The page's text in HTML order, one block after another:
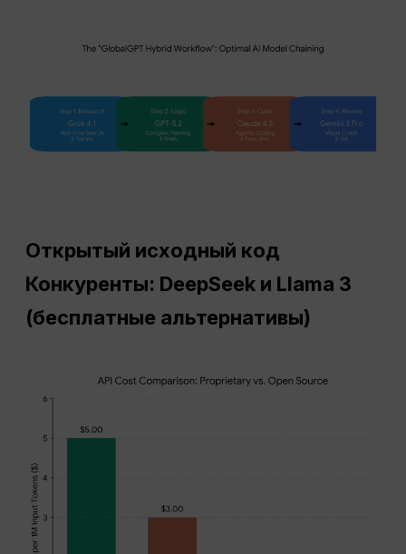
Открытый исходный код
Конкуренты: DeepSeek и Llama 3
(бесплатные альтернативы)